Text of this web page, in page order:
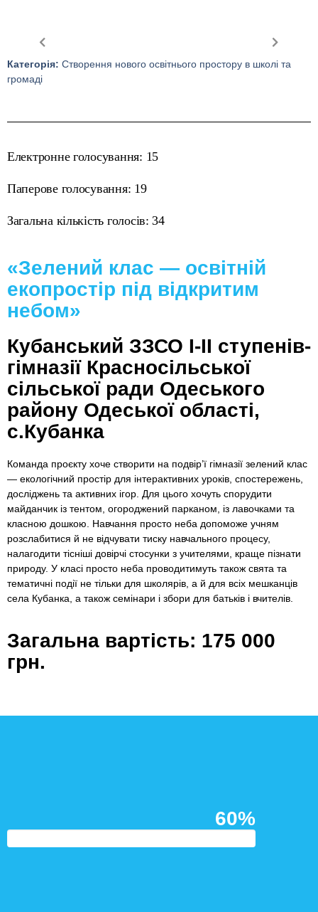
Категорія: Створення нового освітнього простору в школі та
громаді
Електронне голосування: 15
Паперове голосування: 19
Загальна кількість голосів: 34
«Зелений клас — освітній
екопростір під відкритим
небом»
Кубанський ЗЗСО І-ІІ ступенів-
гімназії Красносільської
сільської ради Одеського
району Одеської області,
с.Кубанка
Команда проєкту хоче створити на подвір’ї гімназії зелений клас
— екологічний простір для інтерактивних уроків, спостережень,
досліджень та активних ігор. Для цього хочуть спорудити
майданчик із тентом, огороджений парканом, із лавочками та
класною дошкою. Навчання просто неба допоможе учням
розслабитися й не відчувати тиску навчального процесу,
налагодити тісніші довірчі стосунки з учителями, краще пізнати
природу. У класі просто неба проводитимуть також свята та
тематичні події не тільки для школярів, а й для всіх мешканців
села Кубанка, а також семінари і збори для батьків і вчителів.
Загальна вартість: 175 000
грн.
60%